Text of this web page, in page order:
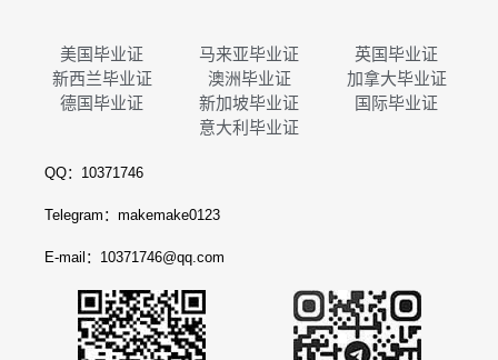
美国毕业证 马来亚毕业证
英国毕业证
新西兰毕业证
澳洲毕业证
加拿大毕业证
德国毕业证
新加坡毕业证
国际毕业证
意大利毕业证
QQ：10371746
Telegram：makemake0123
E-mail：10371746@qq.com